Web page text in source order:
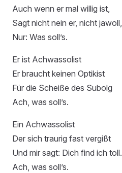
Auch wenn er mal willig ist,
Sagt nicht nein er, nicht jawoll,
Nur: Was soll’s.
Er ist Achwassolist
Er braucht keinen Optikist
Für die Scheiße des Subolg
Ach, was soll’s.
Ein Achwassolist
Der sich traurig fast vergißt
Und mir sagt: Dich find ich toll.
Ach, was soll’s.